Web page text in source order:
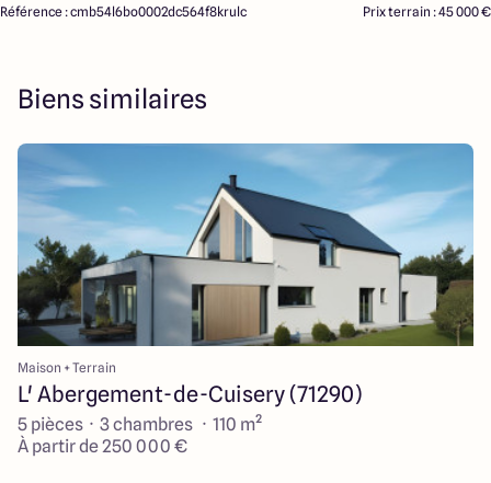
Référence : cmb54l6bo0002dc564f8krulc Prix terrain : 45 000 €
Biens similaires
Maison + Terrain
L' Abergement-de-Cuisery (71290)
5 pièces · 3 chambres · 110 m²
À partir de 250 000 €